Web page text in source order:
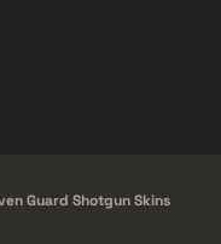
Guard Shotgun Skins